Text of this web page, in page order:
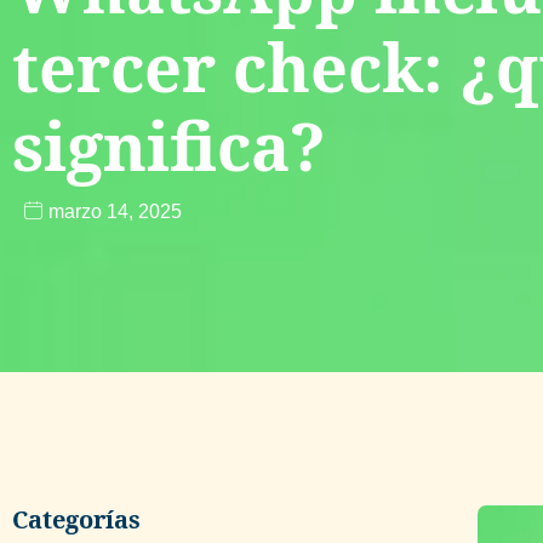
tercer check:
significa?
marzo 14, 2025
Categorías